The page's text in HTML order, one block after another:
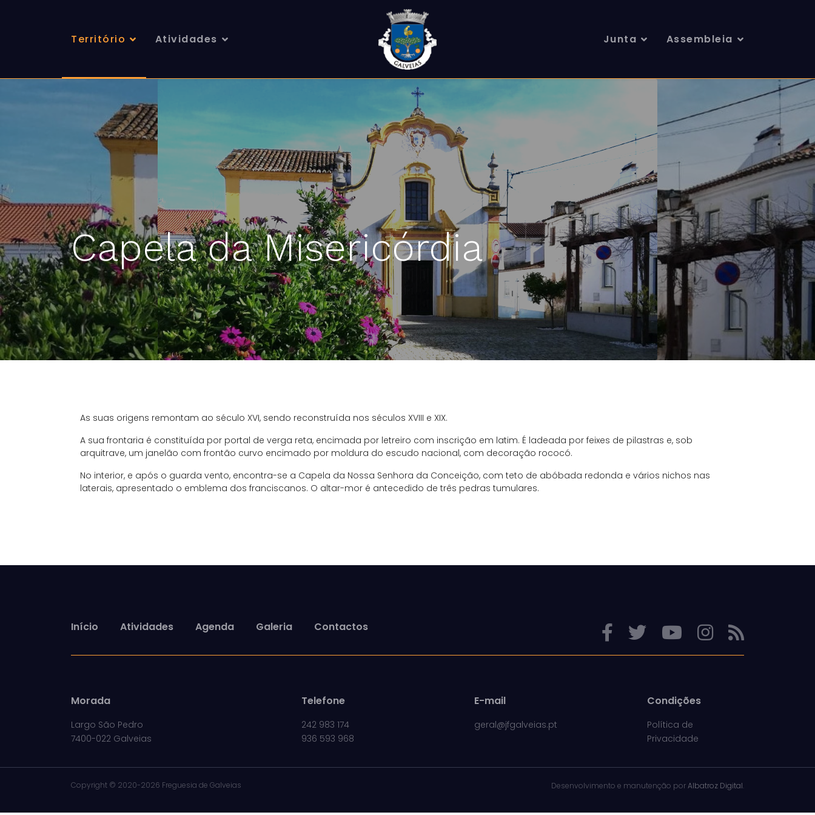
Território Atividades Junta Assembleia
Capela da Misericórdia
As suas origens remontam ao século XVI, sendo reconstruída nos séculos XVIII e XIX.
A sua frontaria é constituída por portal de verga reta, encimada por letreiro com inscrição em latim. É ladeada por feixes de pilastras e, sob
arquitrave, um janelão com frontão curvo encimado por moldura do escudo nacional, com decoração rococó.
No interior, e após o guarda vento, encontra-se a Capela da Nossa Senhora da Conceição, com teto de abóbada redonda e vários nichos nas
laterais, apresentado o emblema dos franciscanos. O altar-mor é antecedido de três pedras tumulares.
Início Atividades Agenda Galeria Contactos
Morada
Largo São Pedro
7400-022 Galveias
Telefone
242 983 174
936 593 968
E-mail
geral@jfgalveias.pt
Condições
Política de
Privacidade
Copyright © 2020-2026 Freguesia de Galveias Desenvolvimento e manutenção porAlbatroz Digital.